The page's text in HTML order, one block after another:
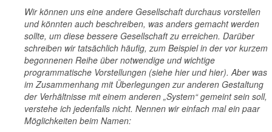
Wir können uns eine andere Gesellschaft durchaus vorstellen
und könnten auch beschreiben, was anders gemacht werden
sollte, um diese bessere Gesellschaft zu erreichen. Darüber
schreiben wir tatsächlich häufig, zum Beispiel in der vor kurzem
begonnenen Reihe über notwendige und wichtige
programmatische Vorstellungen (siehe hier und hier). Aber was
im Zusammenhang mit Überlegungen zur anderen Gestaltung
der Verhältnisse mit einem anderen „System“ gemeint sein soll,
verstehe ich jedenfalls nicht. Nennen wir einfach mal ein paar
Möglichkeiten beim Namen: